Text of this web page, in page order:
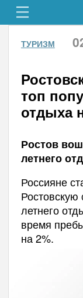
ТУРИЗМ
топ
отдыха
Ростов
летнего
Россияне
летнего
время
на 2%.